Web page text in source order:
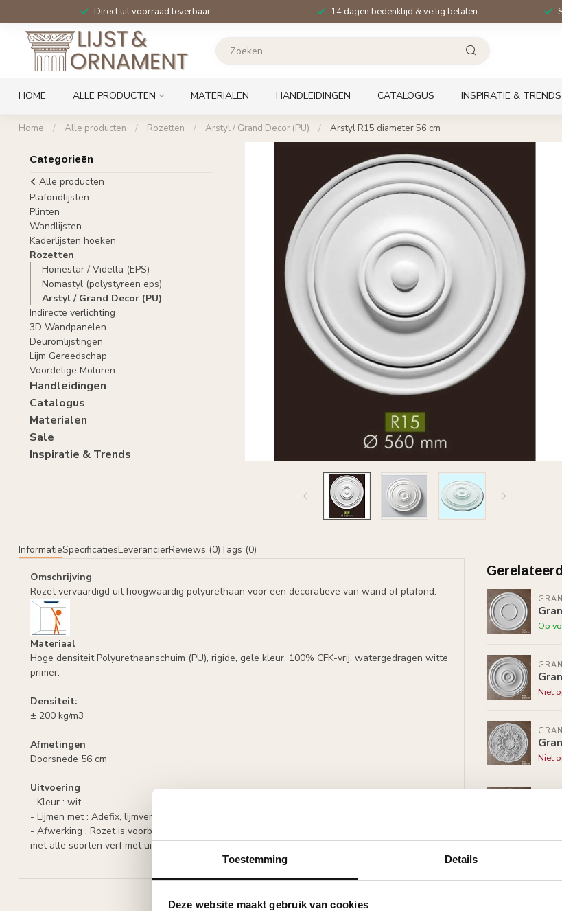
Toestemming Details
Deze website maakt gebruik van cookies
Direct uit voorraad leverbaar 14 dagen bedenktijd & veilig betalen
HOME ALLE PRODUCTEN MATERIALEN HANDLEIDINGEN CATALOGUS INSPIRATIE & TRENDS
Home / Alle producten / Rozetten / Arstyl / Grand Decor (PU) / Arstyl R15 diameter 56 cm
Categorieën
Alle producten
Plafondlijsten
Plinten
Wandlijsten
Kaderlijsten hoeken
Rozetten
Homestar / Vidella (EPS)
Nomastyl (polystyreen eps)
Arstyl / Grand Decor (PU)
Indirecte verlichting
3D Wandpanelen
Deuromlijstingen
Lijm Gereedschap
Voordelige Moluren
Handleidingen
Catalogus
Materialen
Sale
Inspiratie & Trends
InformatieSpecificatiesLeverancierReviews (0)Tags (0)
Omschrijving
Rozet vervaardigd uit hoogwaardig polyurethaan voor een decoratieve van wand of plafond.
Materiaal
Hoge densiteit Polyurethaanschuim (PU), rigide, gele kleur, 100% CFK-vrij, watergedragen witte
primer.
Densiteit:
± 200 kg/m3
Afmetingen
Doorsnede 56 cm
Uitvoering
- Kleur : wit
- Lijmen met : Adefix, lijmverbruik: 95 ml/stuk.
- Afwerking : Rozet is voorbehandeld met een watergedragen witte primer, overschilderbaar
met alle soorten verf met uitzondering van silicaathoudende verven.
Op
Niet
Niet